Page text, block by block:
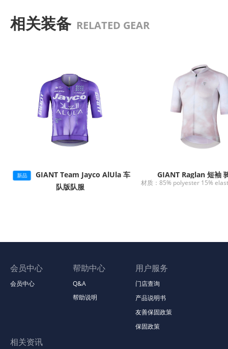
相关装备 RELATED GEAR
新品
GIANT Team Jayco AlUla 车
队版队服
GIANT Raglan 短袖
会员中心
会员中心
帮助中心
Q&A
帮助说明
用户服务
门店查询
产品说明书
友善保固政策
保固政策
相关资讯